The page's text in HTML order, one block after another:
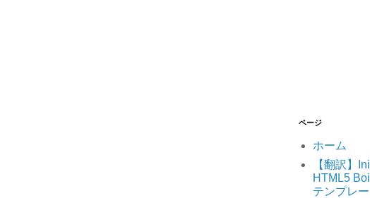
ページ
ホーム
【翻訳】
HTML5
テンプレー